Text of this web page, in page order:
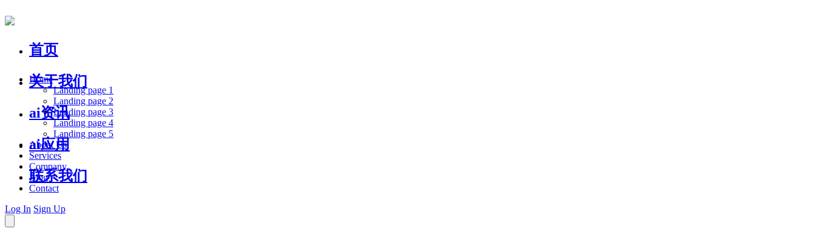
首页
关于我们
ai资讯
ai应用
联系我们
Home
Landing page 1
Landing page 2
Landing page 3
Landing page 4
Landing page 5
About Us
Services
Company
Blog
Contact
Log In Sign Up